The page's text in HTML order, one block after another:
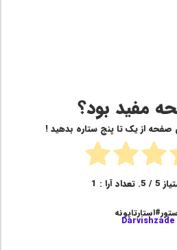
مفید بود؟
صفحه از یک تا پنج ستاره بدهید !
5/ 5. تعداد آرا : 1
Darvishzade